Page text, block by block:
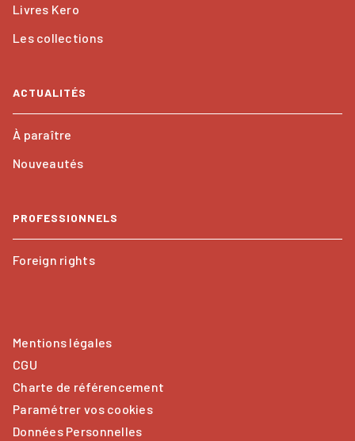
Livres Kero
Les collections
ACTUALITÉS
À paraître
Nouveautés
PROFESSIONNELS
Foreign rights
Mentions légales
CGU
Charte de référencement
Paramétrer vos cookies
Données Personnelles